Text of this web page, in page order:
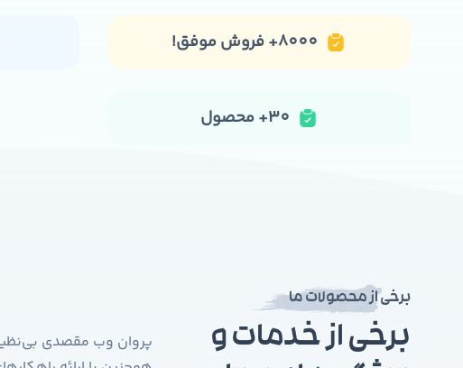
8000+ فروش موفق!
30+ محصول
برخی از محصولات ما
برخی از خدمات و
پروان وب مقصدی بی‌نظیر